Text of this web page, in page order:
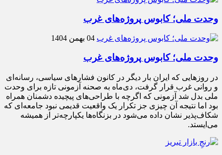
وحدت ملی؛ کابوس پروژه‌های غرب
04 بهمن 1404
وحدت ملی؛ کابوس پروژه‌های غرب
در روزهایی که ایران بار دیگر در کانون فشارهای سیاسی، رسانه‌ای
و روانی غرب قرار گرفت، دی‌ماه به صحنه آزمونی تازه برای وحدت
ملی بدل شد آزمونی که اگرچه با طراحی‌های پیچیده دشمنان همراه
بود اما نتیجه آن چیزی جز تکرار یک واقعیت قدیمی نبود جامعه‌ای که
شکاف‌پذیر نشان داده می‌شود در بزنگاه‌ها یکپارچه‌تر از همیشه
می‌ایستد.